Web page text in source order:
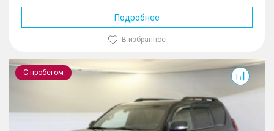
Подробнее
В избранное
С пробегом
Land Cruiser Prado